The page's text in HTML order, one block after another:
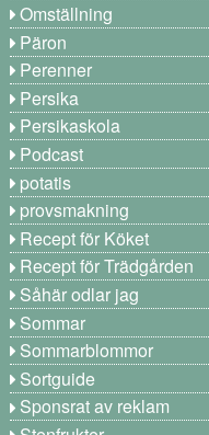
Omställning
Päron
Perenner
Persika
Persikaskola
Podcast
potatis
provsmakning
Recept för Köket
Recept för Trädgården
Såhär odlar jag
Sommar
Sommarblommor
Sortguide
Sponsrat av reklam